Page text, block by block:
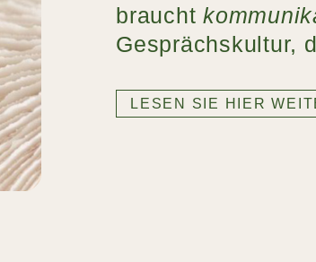
braucht
Gesprächskultur,
LESEN SIE HIER